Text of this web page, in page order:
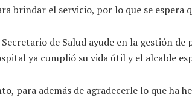
brindar el servicio, por lo que se
de Salud ayude en la gestión
ya cumplió su vida útil y el alcalde
para además de agradecerle lo que ha